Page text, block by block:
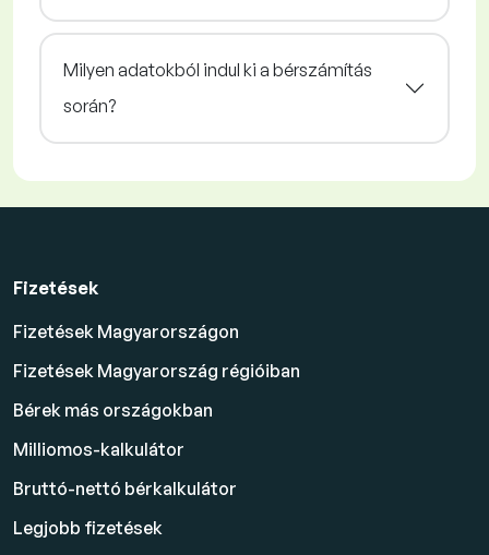
Milyen adatokból indul ki a bérszámítás
során?
Fizetések
Fizetések Magyarországon
Fizetések Magyarország régióiban
Bérek más országokban
Milliomos-kalkulátor
Bruttó-nettó bérkalkulátor
Legjobb fizetések